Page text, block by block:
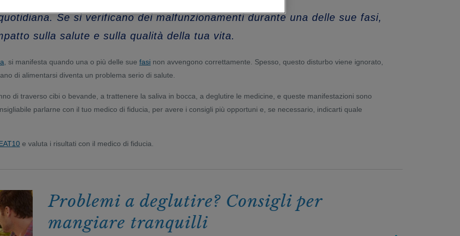
Se si verificano dei malfunzionamenti durante una delle sue fasi,
sulla salute e sulla qualità della tua vita.
, si manifesta quando una o più delle sue fasi non avvengono correttamente. Spesso, questo disturbo viene ignorato,
di alimentarsi diventa un problema serio di salute.
di traverso cibi o bevande, a trattenere la saliva in bocca, a deglutire le medicine, e queste manifestazioni sono
parlarne con il tuo medico di fiducia, per avere i consigli più opportuni e, se necessario, indicarti quale
e valuta i risultati con il medico di fiducia.
Problemi a deglutire? Consigli per
mangiare tranquilli